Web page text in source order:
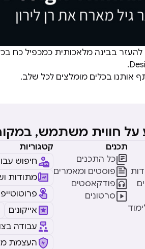
להעזר בבינה מלאכותית כמכפיל כח
אותנו בכלים מומלצים לכל שלב.
על חווית משתמש,
תכנים
כל התכנים
פוסטים ומאמרים
פודקאסטים
סרטונים
קטגוריות
חיפוש
מתודות
פרוטוטייפ
אייקונים
עבודה
העצמת